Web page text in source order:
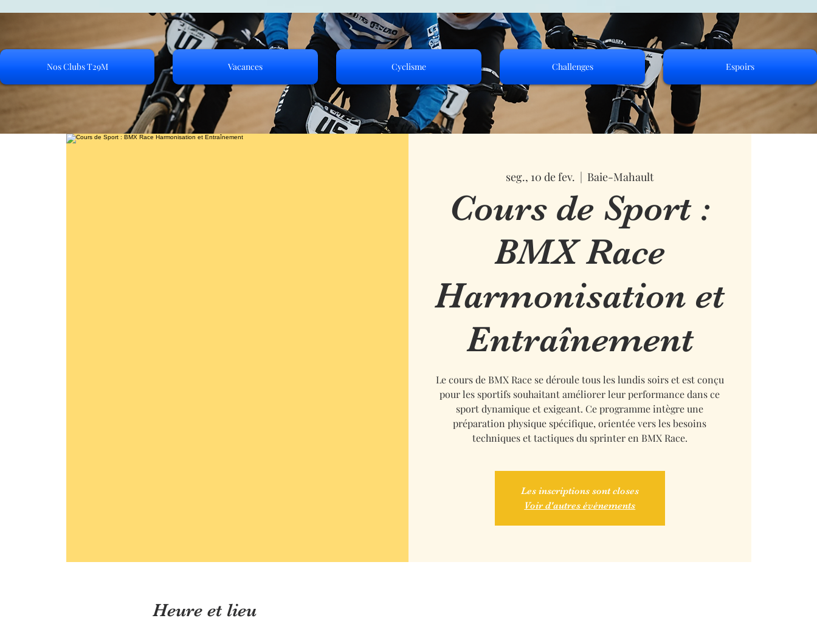
Nos Clubs T29M Vacances Cyclisme Challenges Espoirs
seg., 10 de fev.
  |
Baie-Mahault
Cours de Sport :
BMX Race
Harmonisation et
Entraînement
Le cours de BMX Race se déroule tous les lundis soirs et est conçu
pour les sportifs souhaitant améliorer leur performance dans ce
sport dynamique et exigeant. Ce programme intègre une
préparation physique spécifique, orientée vers les besoins
techniques et tactiques du sprinter en BMX Race.
Les inscriptions sont closes
Voir d'autres événements
Heure et lieu